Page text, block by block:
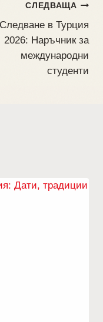
СЛЕДВАЩА
Следване в Турция
2026: Наръчник за
международни
студенти